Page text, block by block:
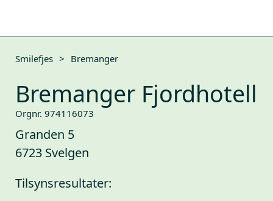
Smilefjes > Bremanger
Bremanger Fjordhotell
Orgnr. 974116073
Granden 5
6723 Svelgen
Tilsynsresultater: